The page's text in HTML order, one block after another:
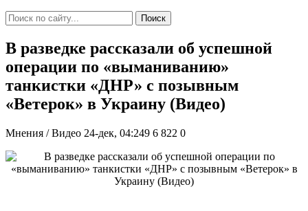
Поиск
В разведке рассказали об успешной
операции по «выманиванию»
танкистки «ДНР» с позывным
«Ветерок» в Украину (Видео)
Мнения / Видео 24-дек, 04:249 6 822 0